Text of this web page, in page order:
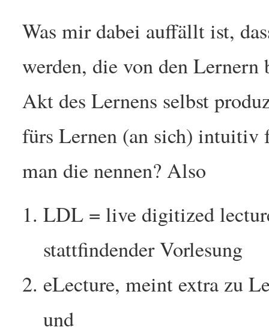
Was mir dabei auffällt ist,
werden, die von den
Akt des Lernens selbst
fürs Lernen (an sich) intuitiv
man die nennen? Also
LDL = live digitized
stattfindender Vorlesung
eLecture, meint extra zu
und